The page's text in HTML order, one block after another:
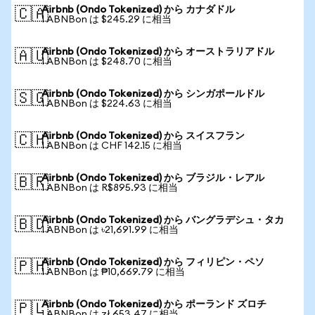
🇨🇦Airbnb (Ondo Tokenized) から カナダドル
1 ABNBon は $245.29 に相当
🇦🇺Airbnb (Ondo Tokenized) から オーストラリアドル
1 ABNBon は $248.70 に相当
🇸🇬Airbnb (Ondo Tokenized) から シンガポールドル
1 ABNBon は $224.63 に相当
🇨🇭Airbnb (Ondo Tokenized) から スイスフラン
1 ABNBon は CHF 142.15 に相当
🇧🇷Airbnb (Ondo Tokenized) から ブラジル・レアル
1 ABNBon は R$895.93 に相当
🇧🇩Airbnb (Ondo Tokenized) から バングラデシュ・タカ
1 ABNBon は ৳21,691.99 に相当
🇵🇭Airbnb (Ondo Tokenized) から フィリピン・ペソ
1 ABNBon は ₱10,669.79 に相当
🇵🇱Airbnb (Ondo Tokenized) から ポーランド ズロチ